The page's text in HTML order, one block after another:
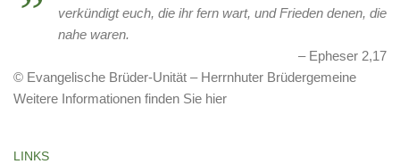
verkündigt euch, die ihr fern wart, und Frieden denen, die
nahe waren.
Epheser 2,17
© Evangelische Brüder-Unität – Herrnhuter Brüdergemeine
Weitere Informationen finden Sie hier
LINKS